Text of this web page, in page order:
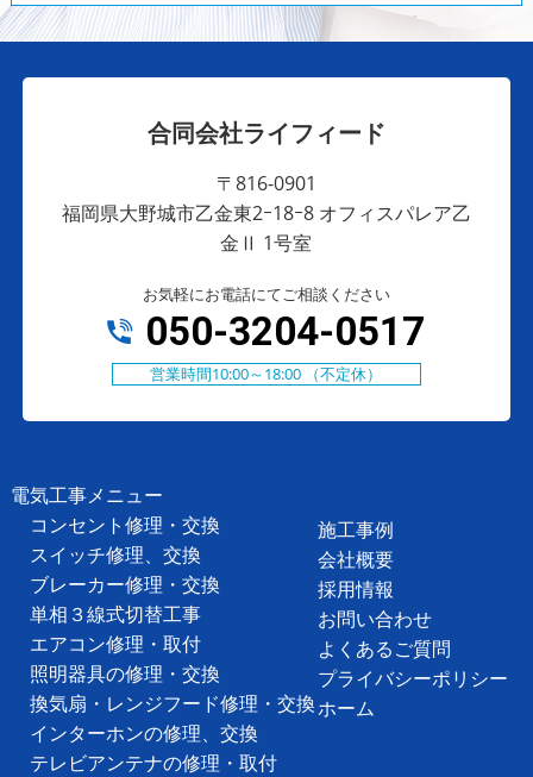
合同会社ライフィード
〒816-0901
福岡県大野城市乙金東2ｰ18ｰ8 オフィスパレア乙
金Ⅱ 1号室
お気軽にお電話にてご相談ください
050-3204-0517
営業時間10:00～18:00 （不定休）
電気工事メニュー
コンセント修理・交換
スイッチ修理、交換
ブレーカー修理・交換
単相３線式切替工事
エアコン修理・取付
照明器具の修理・交換
換気扇・レンジフード修理・交換
インターホンの修理、交換
テレビアンテナの修理・取付
施工事例
会社概要
採用情報
お問い合わせ
よくあるご質問
プライバシーポリシー
ホーム